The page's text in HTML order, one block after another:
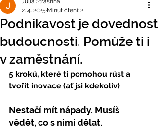
Podnikavost je dovednost
budoucnosti. Pomůže ti i
v zaměstnání.
Júlia Strashna
2. 4. 2025 Minut čtení: 2
5 kroků, které ti pomohou růst a
tvořit inovace (ať jsi kdekoliv)
Nestačí mít nápady. Musíš
vědět, co s nimi dělat.